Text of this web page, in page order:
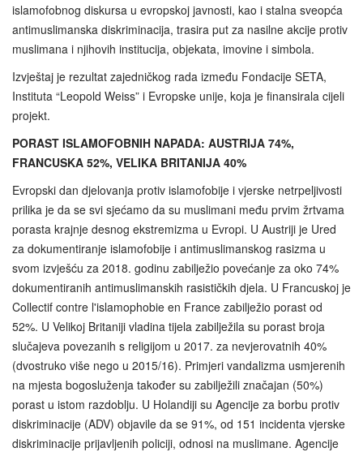
islamofobnog diskursa u evropskoj javnosti, kao i stalna sveopća
antimuslimanska diskriminacija, trasira put za nasilne akcije protiv
muslimana i njihovih institucija, objekata, imovine i simbola.
Izvještaj je rezultat zajedničkog rada između Fondacije SETA,
Instituta “Leopold Weiss” i Evropske unije, koja je finansirala cijeli
projekt.
PORAST ISLAMOFOBNIH NAPADA: AUSTRIJA 74%,
FRANCUSKA 52%, VELIKA BRITANIJA 40%
Evropski dan djelovanja protiv islamofobije i vjerske netrpeljivosti
prilika je da se svi sjećamo da su muslimani među prvim žrtvama
porasta krajnje desnog ekstremizma u Evropi. U Austriji je Ured
za dokumentiranje islamofobije i antimuslimanskog rasizma u
svom izvješću za 2018. godinu zabilježio povećanje za oko 74%
dokumentiranih antimuslimanskih rasističkih djela. U Francuskoj je
Collectif contre l'islamophobie en France zabilježio porast od
52%. U Velikoj Britaniji vladina tijela zabilježila su porast broja
slučajeva povezanih s religijom u 2017. za nevjerovatnih 40%
(dvostruko više nego u 2015/16). Primjeri vandalizma usmjerenih
na mjesta bogosluženja također su zabilježili značajan (50%)
porast u istom razdoblju. U Holandiji su Agencije za borbu protiv
diskriminacije (ADV) objavile da se 91%, od 151 incidenta vjerske
diskriminacije prijavljenih policiji, odnosi na muslimane. Agencije